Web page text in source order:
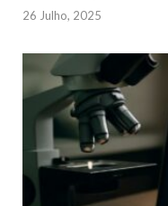
26 Julho, 2025